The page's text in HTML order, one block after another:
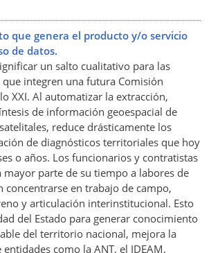
que genera el producto y/o servicio
de datos.
un salto cualitativo para las
integren una futura Comisión
XXI. Al automatizar la extracción,
de información geoespacial de
reduce drásticamente los
de diagnósticos territoriales que hoy
o años. Los funcionarios y contratistas
mayor parte de su tiempo a labores de
concentrarse en trabajo de campo,
y articulación interinstitucional. Esto
del Estado para generar conocimiento
del territorio nacional, mejora la
como la ANT, el IDEAM,